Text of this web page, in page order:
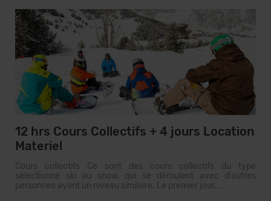
12 hrs Cours Collectifs + 4 jours Location
Materiel
Cours collectifs Ce sont des cours collectifs du type
sélectionné ski ou snow, qui se déroulent avec d'autres
personnes ayant un niveau similaire. Le premier jour,...